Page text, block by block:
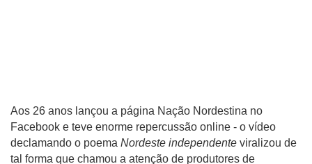
Aos 26 anos lançou a página Nação Nordestina no
Facebook e teve enorme repercussão online - o vídeo
declamando o poema Nordeste independente viralizou de
tal forma que chamou a atenção de produtores de